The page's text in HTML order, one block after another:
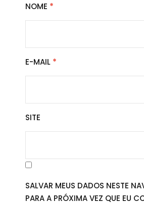
NOME *
E-MAIL *
SITE
SALVAR MEUS DADOS NESTE
PARA A PRÓXIMA VEZ QUE EU